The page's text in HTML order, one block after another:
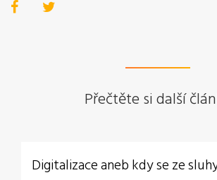
Přečtěte si další
Digitalizace aneb kdy se ze